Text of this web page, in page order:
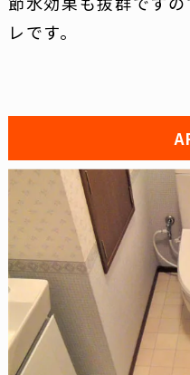
レです。